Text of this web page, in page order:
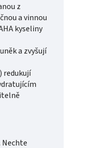
z
a vinnou
kyseliny
a zvyšují
redukují